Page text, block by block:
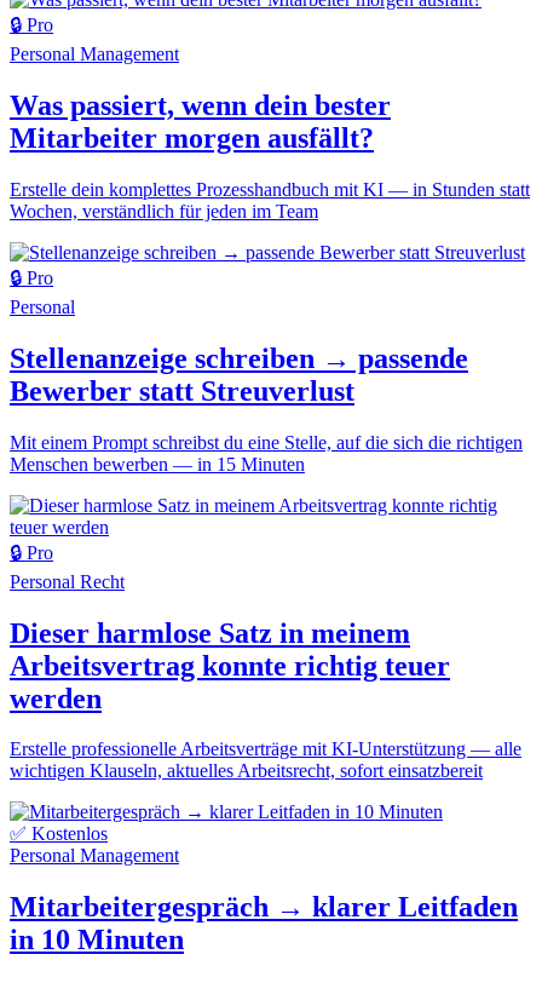
🔒 Pro
Personal Management
Was passiert, wenn dein bester
Mitarbeiter morgen ausfällt?
Erstelle dein komplettes Prozesshandbuch mit KI — in Stunden statt
Wochen, verständlich für jeden im Team
🔒 Pro
Personal
Stellenanzeige schreiben → passende
Bewerber statt Streuverlust
Mit einem Prompt schreibst du eine Stelle, auf die sich die richtigen
Menschen bewerben — in 15 Minuten
🔒 Pro
Personal Recht
Dieser harmlose Satz in meinem
Arbeitsvertrag konnte richtig teuer
werden
Erstelle professionelle Arbeitsverträge mit KI-Unterstützung — alle
wichtigen Klauseln, aktuelles Arbeitsrecht, sofort einsatzbereit
✅ Kostenlos
Personal Management
Mitarbeitergespräch → klarer Leitfaden
in 10 Minuten